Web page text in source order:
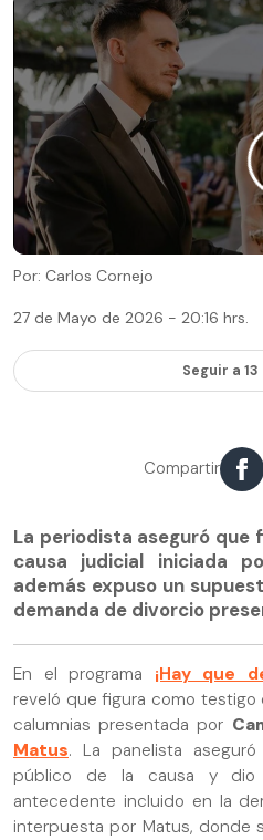
Por: Carlos Cornejo
27 de Mayo de 2026 - 20:16 hrs.
Seguir a 13
Compartir
La periodista aseguró que
causa judicial iniciada
además expuso un
demanda de divorcio
En el programa ¡Hay que
reveló que figura como testigo
calumnias presentada por
Matus. La panelista
público de la causa y dio
antecedente incluido en la
interpuesta por Matus, donde